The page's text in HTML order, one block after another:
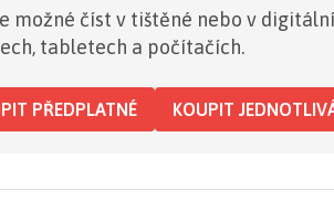
možné číst v tištěné nebo v
tabletech a počítačích.
PŘEDPLATNÉ KOUPIT